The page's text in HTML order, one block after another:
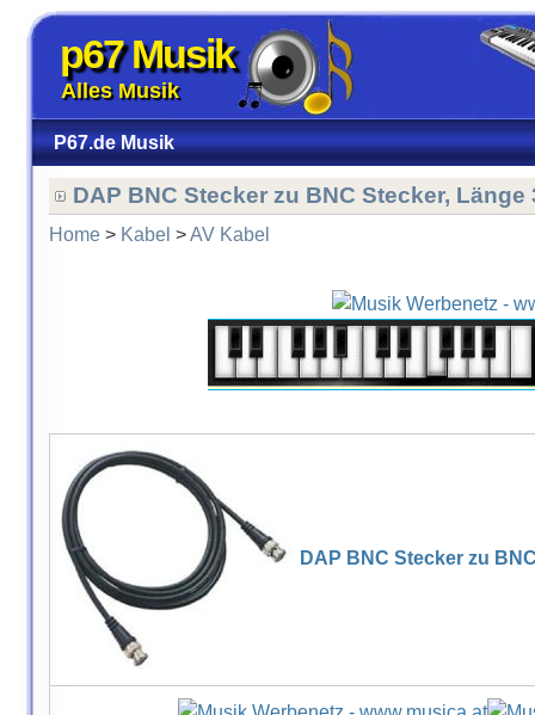
p67 Musik
Alles Musik
P67.de Musik
DAP BNC Stecker zu BNC Stecker, Länge
Home> Kabel >AV Kabel
DAP BNC Stecker zu